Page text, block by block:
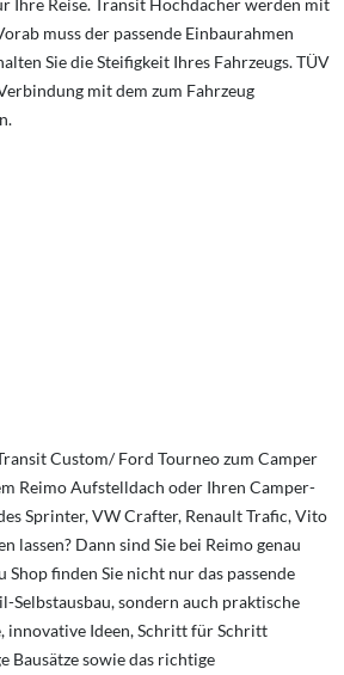
muss der passende Einbaurahmen
Sie die Steifigkeit Ihres Fahrzeugs. TÜV
mit dem zum Fahrzeug
Custom/ Ford Tourneo zum Camper
Reimo Aufstelldach oder Ihren Camper-
Sprinter, VW Crafter, Renault Trafic, Vito
lassen? Dann sind Sie bei Reimo genau
finden Sie nicht nur das passende
Selbstausbau, sondern auch praktische
innovative Ideen, Schritt für Schritt
Bausätze sowie das richtige